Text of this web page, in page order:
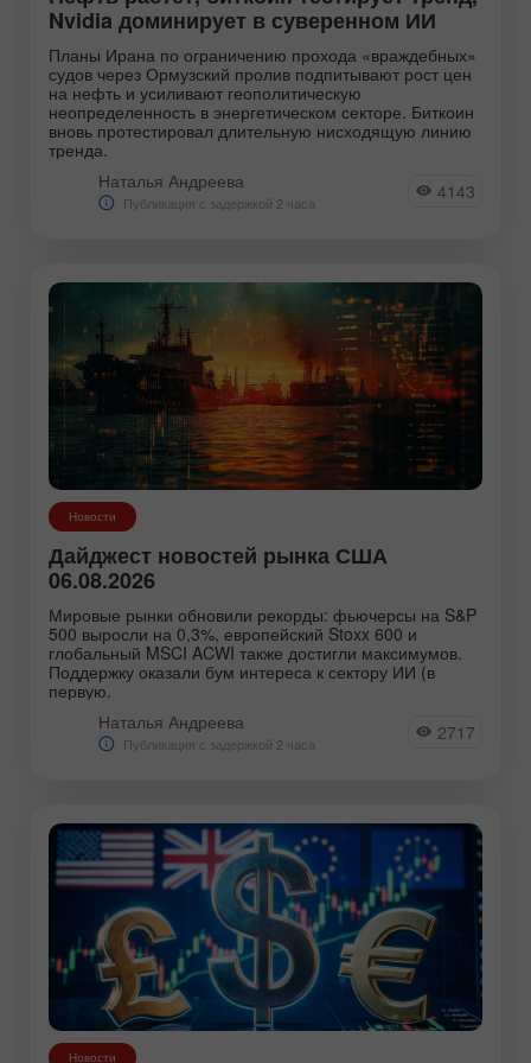
Nvidia доминирует в суверенном ИИ
Планы Ирана по ограничению прохода «враждебных»
судов через Ормузский пролив подпитывают рост цен
на нефть и усиливают геополитическую
неопределенность в энергетическом секторе. Биткоин
вновь протестировал длительную нисходящую линию
тренда.
Наталья Андреева
Публикация с задержкой 2 часа 4143
Новости
Дайджест новостей рынка США
06.08.2026
Мировые рынки обновили рекорды: фьючерсы на S&P
500 выросли на 0,3%, европейский Stoxx 600 и
глобальный MSCI ACWI также достигли максимумов.
Поддержку оказали бум интереса к сектору ИИ (в
первую.
Наталья Андреева
Публикация с задержкой 2 часа 2717
Новости